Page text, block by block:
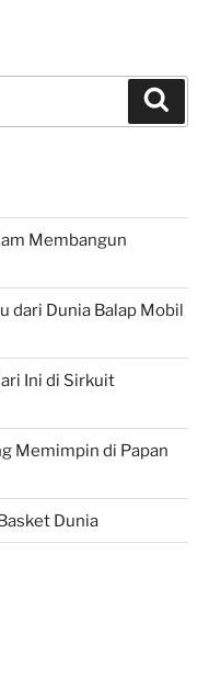
Membangun
dari Dunia Balap Mobil
Ini di Sirkuit
Memimpin di Papan
Dunia